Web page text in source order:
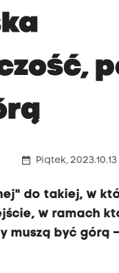
date_range Piątek, 2023.10.13
do takiej, w
w ramach
muszą być górą